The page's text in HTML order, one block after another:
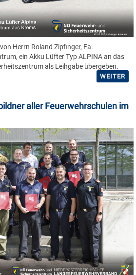
Herrn Roland Zipfinger, Fa.
ein Akku Lüfter Typ ALPINA an das
als Leihgabe übergeben.
WEITER
aller Feuerwehrschulen im